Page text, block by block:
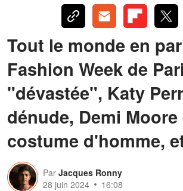
Tout le monde en
Fashion Week de
"dévastée", Katy
dénude, Demi Moore
costume d'homme,
Par Jacques Ronny
28 juin 2024
16:08